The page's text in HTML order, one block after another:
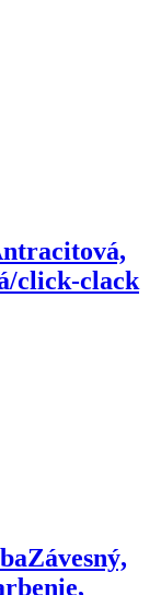
click-clack
Závesný,